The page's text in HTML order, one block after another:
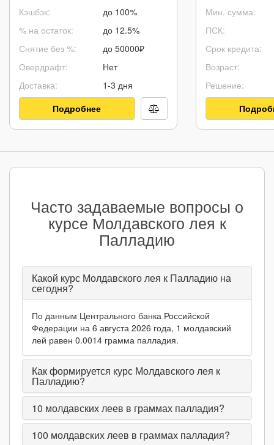
Кэшбэк:
% на остаток:
Снятие без %:
Овердрафт:
Доставка:
до 100%
до 12.5%
до 50000₽
Нет
1-3 дня
Подробнее
Мин. сумма:
ПСК:
Срок кредита:
Возраст:
Решение:
Часто задаваемые вопросы о
курсе Молдавского лея к
Палладию
Какой курс Молдавского лея к Палладию на
сегодня?
По данным Центрального банка Российской
Федерации на 6 августа 2026 года, 1 молдавский
лей равен 0.0014 грамма палладия.
Как формируется курс Молдавского лея к
Палладию?
10 молдавских леев в граммах палладия?
100 молдавских леев в граммах палладия?